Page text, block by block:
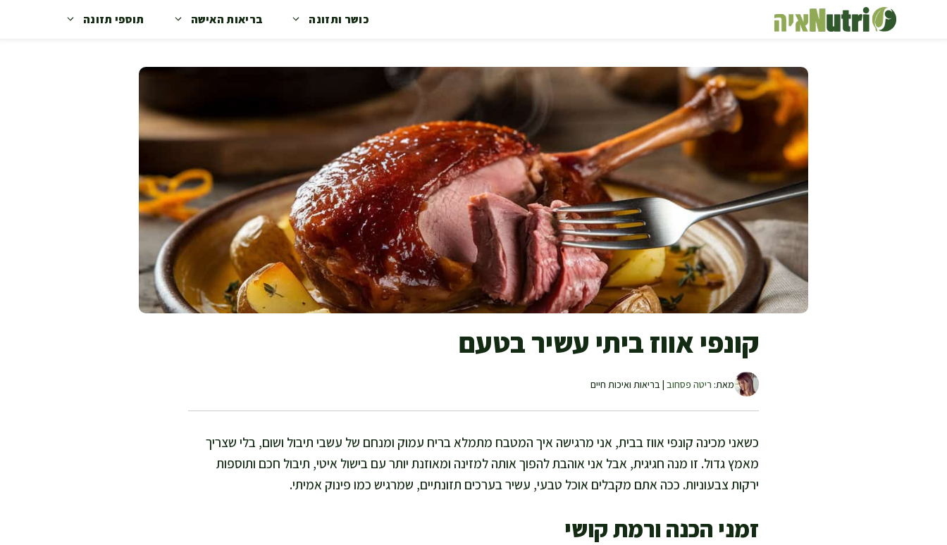
כושר ותזונה בריאות האישה תוספי תזונה
קונפי אווז ביתי עשיר בטעם
מאת: ריטה פסחוב | בריאות ואיכות חיים
כשאני מכינה קונפי אווז בבית, אני מרגישה איך המטבח מתמלא בריח עמוק ומנחם של עשבי תיבול ושום, בלי שצריך
מאמץ גדול. זו מנה חגיגית, אבל אני אוהבת להפוך אותה למזינה ומאוזנת יותר עם בישול איטי, תיבול חכם ותוספות
ירקות צבעוניות. ככה אתם מקבלים אוכל טבעי, עשיר בערכים תזונתיים, שמרגיש כמו פינוק אמיתי.
זמני הכנה ורמת קושי